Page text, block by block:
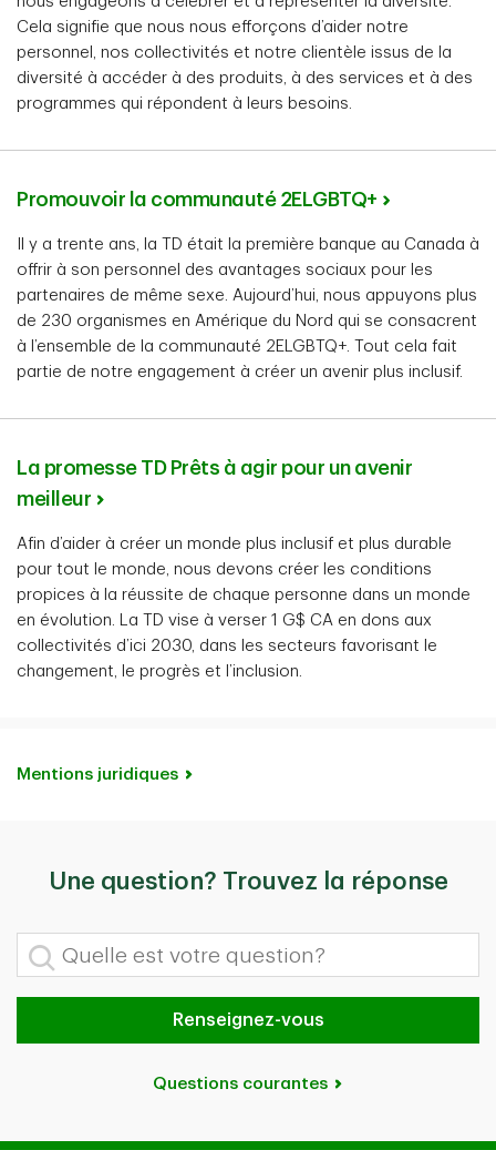
Cela signifie que nous nous efforçons d’aider notre
personnel, nos collectivités et notre clientèle issus de la
diversité à accéder à des produits, à des services et à des
programmes qui répondent à leurs besoins.
Promouvoir la communauté 2ELGBTQ+
Il y a trente ans, la TD était la première banque au Canada à
offrir à son personnel des avantages sociaux pour les
partenaires de même sexe. Aujourd’hui, nous appuyons plus
de 230 organismes en Amérique du Nord qui se consacrent
à l’ensemble de la communauté 2ELGBTQ+. Tout cela fait
partie de notre engagement à créer un avenir plus inclusif.
La promesse TD Prêts à agir pour un avenir
meilleur
Afin d’aider à créer un monde plus inclusif et plus durable
pour tout le monde, nous devons créer les conditions
propices à la réussite de chaque personne dans un monde
en évolution. La TD vise à verser 1 G$ CA en dons aux
collectivités d’ici 2030, dans les secteurs favorisant le
changement, le progrès et l’inclusion.
Mentions juridiques
Une question? Trouvez la réponse
Quelle est votre question?
Renseignez-vous
Questions courantes